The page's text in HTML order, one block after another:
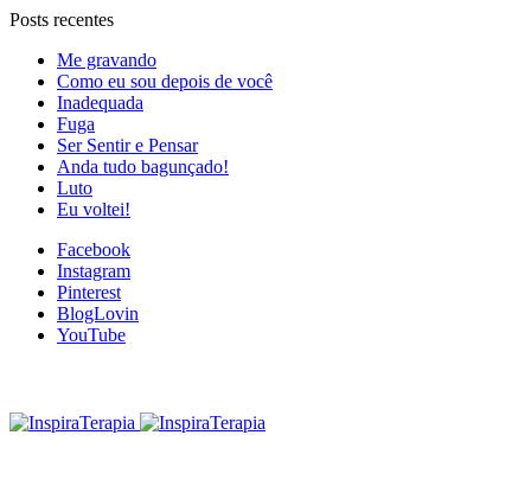
Posts recentes
Me gravando
Como eu sou depois de você
Inadequada
Fuga
Ser Sentir e Pensar
Anda tudo bagunçado!
Luto
Eu voltei!
Facebook
Instagram
Pinterest
BlogLovin
YouTube